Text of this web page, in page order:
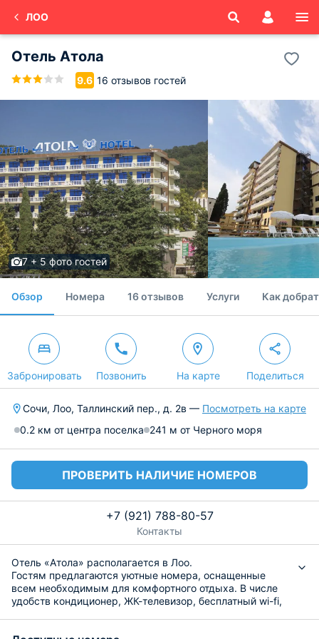
ЛОО
Отель Атола
9.6 16 отзывов гостей
7 + 5 фото гостей
Обзор Номера 16 отзывов Услуги Как
Забронировать Позвонить На карте Поделиться
Сочи, Лоо, Таллинский пер., д. 2в — Посмотреть на карте
0.2 км от центра поселка 241 м от Черного моря
ПРОВЕРИТЬ НАЛИЧИЕ НОМЕРОВ
+7 (921) 788-80-57
Контакты
Отель «Атола» располагается в Лоо.
Гостям предлагаются уютные номера, оснащенные
всем необходимым для комфортного отдыха. В числе
удобств кондиционер, ЖК-телевизор, бесплатный wi-fi,